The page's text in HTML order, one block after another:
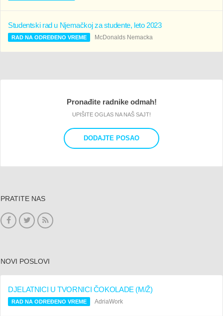
Studentski rad u Njemačkoj za studente, leto 2023
RAD NA ODREĐENO VREME McDonalds Nemacka
Pronađite radnike odmah!
UPIŠITE OGLAS NA NAŠ SAJT!
DODAJTE POSAO
PRATITE NAS
NOVI POSLOVI
DJELATNICI U TVORNICI ČOKOLADE (M/Ž)
RAD NA ODREĐENO VREME AdriaWork